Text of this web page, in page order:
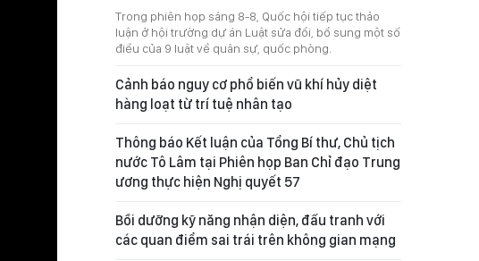
Trong phiên họp sáng 8-8, Quốc hội tiếp tục thảo
luận ở hội trường dự án Luật sửa đổi, bổ sung một số
điều của 9 luật về quân sự, quốc phòng.
Cảnh báo nguy cơ phổ biến vũ khí hủy diệt
hàng loạt từ trí tuệ nhân tạo
Thông báo Kết luận của Tổng Bí thư, Chủ tịch
nước Tô Lâm tại Phiên họp Ban Chỉ đạo Trung
ương thực hiện Nghị quyết 57
Bồi dưỡng kỹ năng nhận diện, đấu tranh với
các quan điểm sai trái trên không gian mạng